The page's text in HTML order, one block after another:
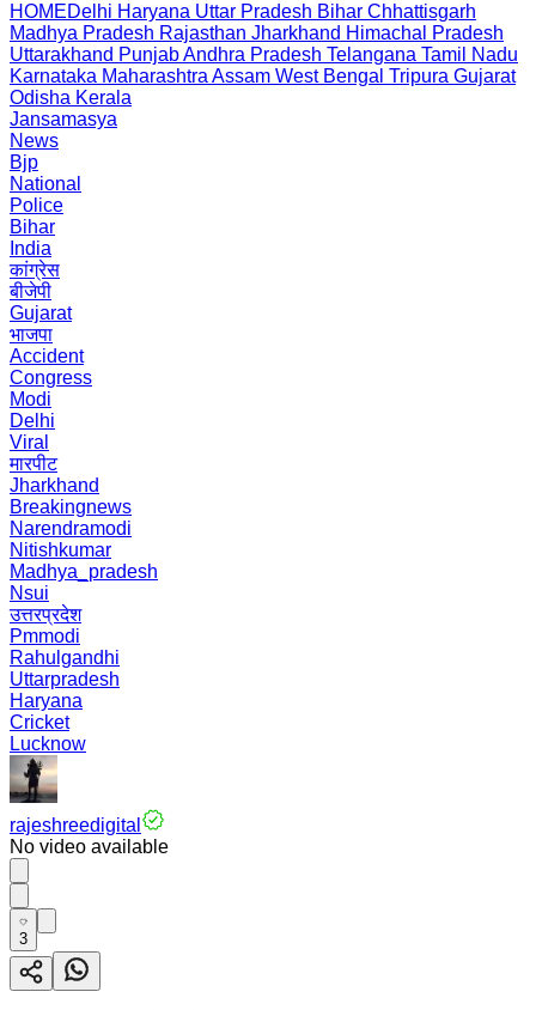
HOMEDelhi Haryana Uttar Pradesh Bihar Chhattisgarh
Madhya Pradesh Rajasthan Jharkhand Himachal Pradesh
Uttarakhand PunjabAndhra Pradesh Telangana Tamil Nadu
Karnataka Maharashtra Assam West Bengal Tripura Gujarat
Odisha Kerala
Jansamasya
News
Bjp
National
Police
Bihar
India
कांग्रेस
बीजेपी
Gujarat
भाजपा
Accident
Congress
Modi
Delhi
Viral
मारपीट
Jharkhand
Breakingnews
Narendramodi
Nitishkumar
Madhya_pradesh
Nsui
उत्तरप्रदेश
Pmmodi
Rahulgandhi
Uttarpradesh
Haryana
Cricket
Lucknow
rajeshreedigital
No video available
3